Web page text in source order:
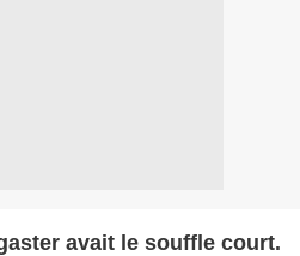
avait le souffle court.